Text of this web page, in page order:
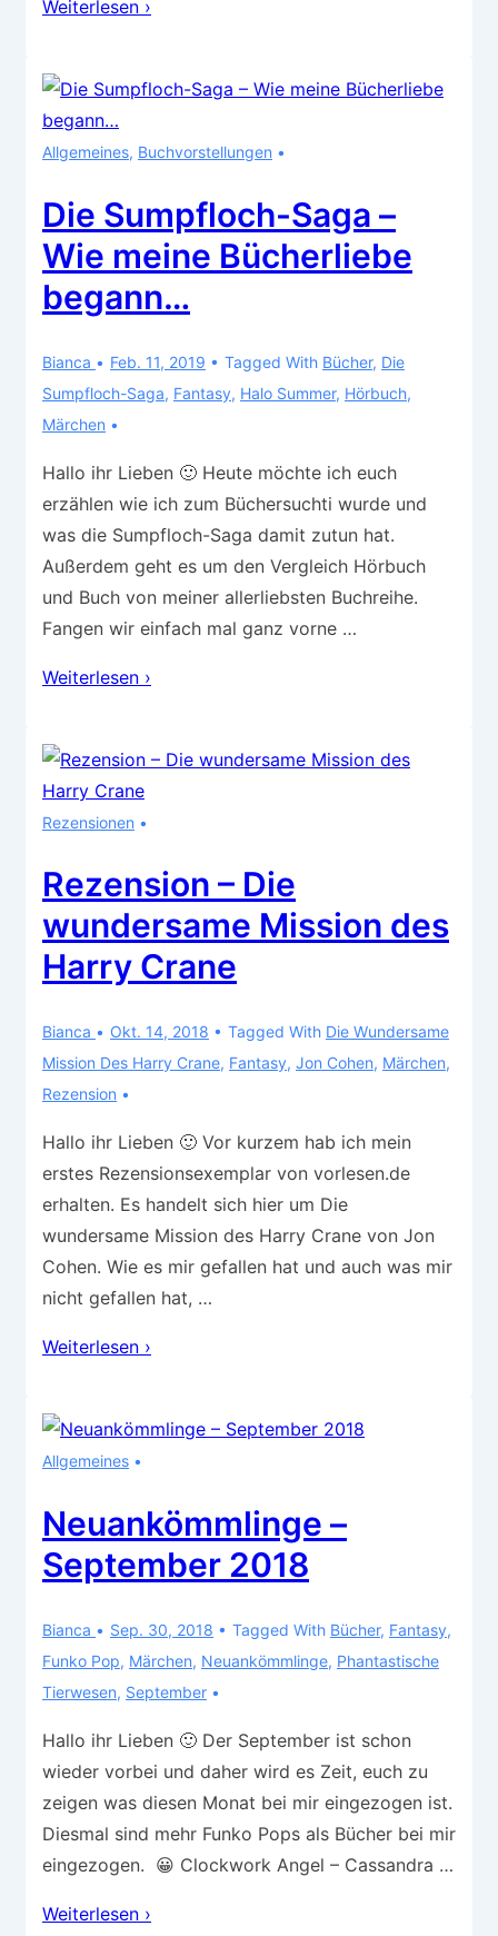
Rezension
Weiterlesen ›
Allgemeines, Buchvorstellungen
Die Sumpfloch-Saga –
Wie meine Bücherliebe
begann…
Bianca Feb. 11, 2019 Tagged With Bücher, Die
Sumpfloch-Saga, Fantasy, Halo Summer, Hörbuch,
Märchen
Hallo ihr Lieben 🙂 Heute möchte ich euch
erzählen wie ich zum Büchersuchti wurde und
was die Sumpfloch-Saga damit zutun hat.
Außerdem geht es um den Vergleich Hörbuch
und Buch von meiner allerliebsten Buchreihe.
Fangen wir einfach mal ganz vorne …
Die
–
Wie
meine
begann…
Weiterlesen ›
Rezensionen
Rezension – Die
wundersame Mission des
Harry Crane
Bianca Okt. 14, 2018 Tagged With Die Wundersame
Mission Des Harry Crane, Fantasy, Jon Cohen, Märchen,
Rezension
Hallo ihr Lieben 🙂 Vor kurzem hab ich mein
erstes Rezensionsexemplar von vorlesen.de
erhalten. Es handelt sich hier um Die
wundersame Mission des Harry Crane von Jon
Cohen. Wie es mir gefallen hat und auch was mir
nicht gefallen hat, …
Rezension
Die
wundersame
Mission
Harry
Crane
Weiterlesen ›
Allgemeines
Neuankömmlinge –
September 2018
Bianca Sep. 30, 2018 Tagged With Bücher, Fantasy,
Funko Pop, Märchen, Neuankömmlinge, Phantastische
Tierwesen, September
Hallo ihr Lieben 🙂 Der September ist schon
wieder vorbei und daher wird es Zeit, euch zu
zeigen was diesen Monat bei mir eingezogen ist.
Diesmal sind mehr Funko Pops als Bücher bei mir
eingezogen. 😀 Clockwork Angel – Cassandra …
Neuankömmlinge
Weiterlesen ›